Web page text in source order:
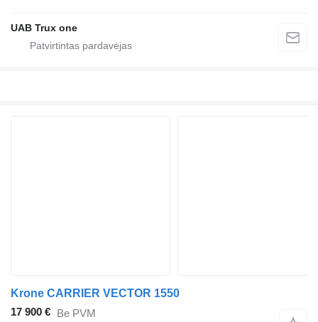
UAB Trux one
Krone CARRIER VECTOR 1550
17 900 € Be PVM